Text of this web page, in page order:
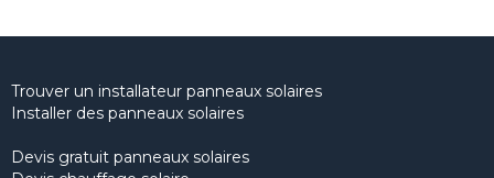
Trouver un installateur panneaux solaires
Installer des panneaux solaires
Devis gratuit panneaux solaires